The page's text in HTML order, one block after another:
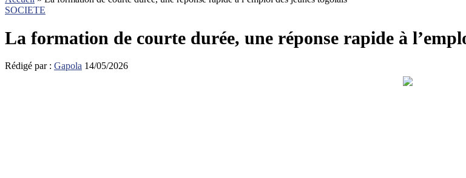
SOCIETE
La formation de courte durée, une réponse rapide à
Rédigé par : Gapola 14/05/2026